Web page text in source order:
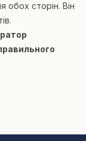
сторін. Він